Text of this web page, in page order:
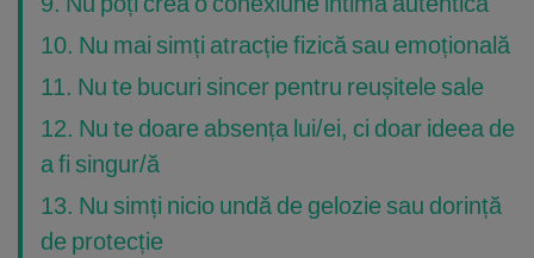
10. Nu mai simți atracție fizică sau emoțională
11. Nu te bucuri sincer pentru reușitele sale
12. Nu te doare absența lui/ei, ci doar ideea de
a fi singur/ă
13. Nu simți nicio undă de gelozie sau dorință
de protecție